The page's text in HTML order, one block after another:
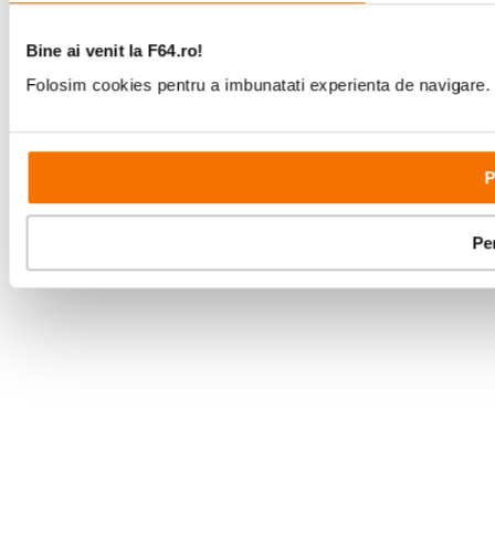
Bine ai venit la F64.ro!
Folosim cookies pentru a imbunatati experienta de